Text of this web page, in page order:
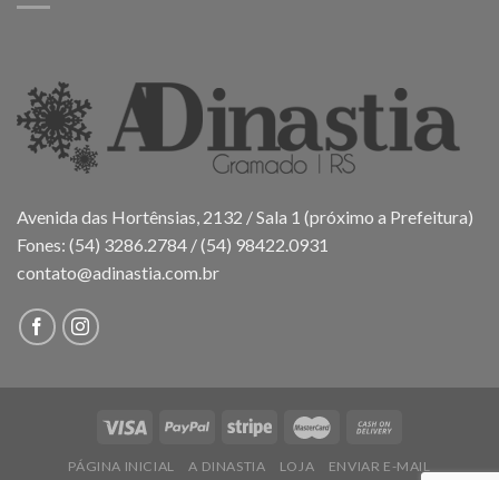
Avenida das Hortênsias, 2132 / Sala 1 (próximo a Prefeitura)
Fones: (54) 3286.2784 / (54) 98422.0931
contato@adinastia.com.br
PÁGINA INICIAL A DINASTIA LOJA ENVIAR E-MAIL